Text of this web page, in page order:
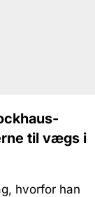
til vægs i
hvorfor han